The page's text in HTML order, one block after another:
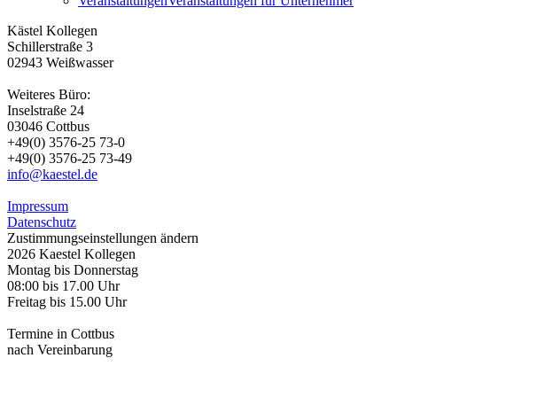
Kästel Kollegen
Schillerstraße 3
02943 Weißwasser
Weiteres Büro:
Inselstraße 24
03046 Cottbus
+49(0) 3576-25 73-0
+49(0) 3576-25 73-49
info@kaestel.de
Impressum
Datenschutz
Zustimmungseinstellungen ändern
2026 Kaestel Kollegen
Montag bis Donnerstag
08:00 bis 17.00 Uhr
Freitag bis 15.00 Uhr
Termine in Cottbus
nach Vereinbarung